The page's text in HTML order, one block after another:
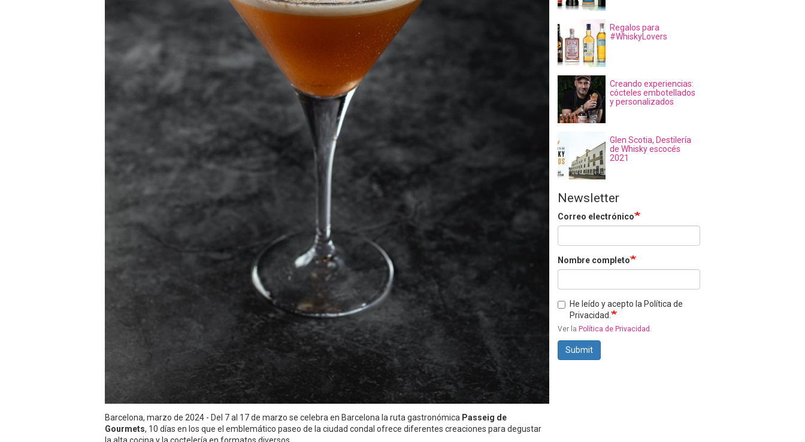
Barcelona, marzo de 2024 - Del 7 al 17 de marzo se celebra en Barcelona la ruta gastronómica Passeig de
Gourmets, 10 días en los que el emblemático paseo de la ciudad condal ofrece diferentes creaciones para degustar
Regalos para
#WhiskyLovers
Creando experiencias:
cócteles embotellados
y personalizados
Glen Scotia, Destilería
de Whisky escocés
2021
Newsletter
Correo electrónico
Nombre completo
He leído y acepto la Política de
Privacidad.
Ver la Política de Privacidad .
Submit